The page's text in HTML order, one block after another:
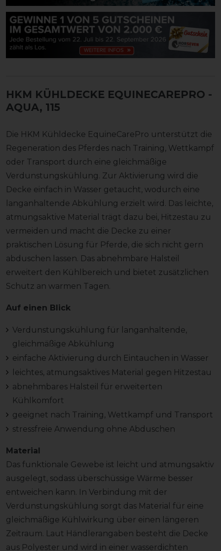
HKM KÜHLDECKE EQUINECAREPRO -
AQUA, 115
Die HKM Kühldecke EquineCarePro unterstützt die
Regeneration des Pferdes nach Training, Wettkampf
oder Transport durch eine gleichmäßige
Verdunstungskühlung. Zur Aktivierung wird die
Decke einfach in Wasser getaucht, wodurch eine
langanhaltende Abkühlung erzielt wird. Das leichte,
atmungsaktive Material trägt dazu bei, Hitzestau zu
vermeiden und macht die Decke zu einer
praktischen Lösung für Pferde, die sich nicht gern
abduschen lassen. Das abnehmbare Halsteil
erweitert den Kühlbereich und bietet zusätzlichen
Schutz an warmen Tagen.
Auf einen Blick
Verdunstungskühlung für langanhaltende,
gleichmäßige Abkühlung
einfache Aktivierung durch Eintauchen in Wasser
leichtes, atmungsaktives Material gegen Hitzestau
abnehmbares Halsteil für erweiterten
Kühlkomfort
geeignet nach Training, Wettkampf und Transport
stressfreie Anwendung ohne Abduschen
Material
Das funktionale Gewebe ist leicht und atmungsaktiv
ausgelegt, sodass überschüssige Wärme besser
entweichen kann. In Verbindung mit der
Verdunstungskühlung sorgt das Material für eine
gleichmäßige Kühlwirkung über einen längeren
Zeitraum. Laut Händlerangaben besteht die Decke
aus Polyester und wird in einer wasserdichten